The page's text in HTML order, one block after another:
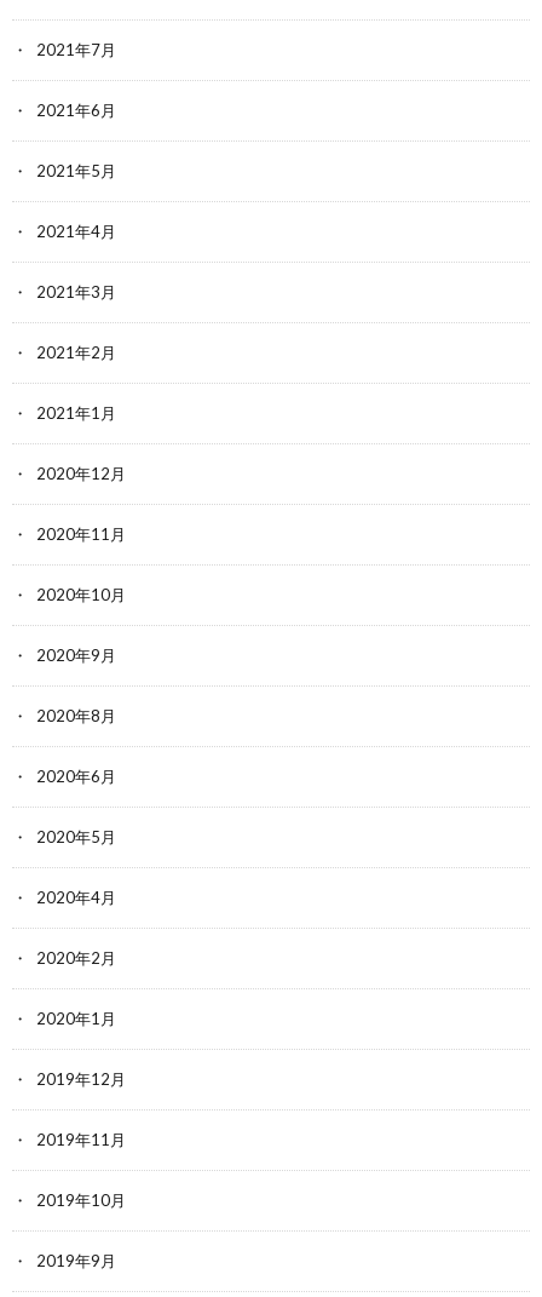
2021年7月
2021年6月
2021年5月
2021年4月
2021年3月
2021年2月
2021年1月
2020年12月
2020年11月
2020年10月
2020年9月
2020年8月
2020年6月
2020年5月
2020年4月
2020年2月
2020年1月
2019年12月
2019年11月
2019年10月
2019年9月